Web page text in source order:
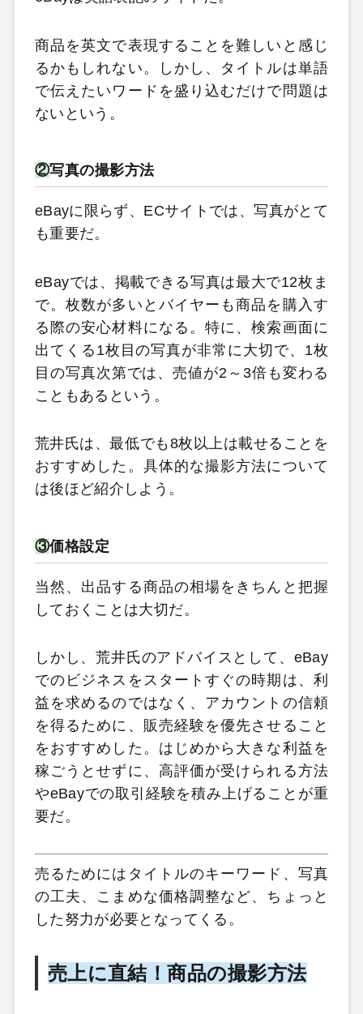
商品を英文で表現することを難しいと感じ
るかもしれない。しかし、タイトルは単語
で伝えたいワードを盛り込むだけで問題は
ないという。
②写真の撮影方法
eBayに限らず、ECサイトでは、写真がとて
も重要だ。
eBayでは、掲載できる写真は最大で12枚ま
で。枚数が多いとバイヤーも商品を購入す
る際の安心材料になる。特に、検索画面に
出てくる1枚目の写真が非常に大切で、1枚
目の写真次第では、売値が2～3倍も変わる
こともあるという。
荒井氏は、最低でも8枚以上は載せることを
おすすめした。具体的な撮影方法について
は後ほど紹介しよう。
③価格設定
当然、出品する商品の相場をきちんと把握
しておくことは大切だ。
しかし、荒井氏のアドバイスとして、eBay
でのビジネスをスタートすぐの時期は、利
益を求めるのではなく、アカウントの信頼
を得るために、販売経験を優先させること
をおすすめした。はじめから大きな利益を
稼ごうとせずに、高評価が受けられる方法
やeBayでの取引経験を積み上げることが重
要だ。
売るためにはタイトルのキーワード、写真
の工夫、こまめな価格調整など、ちょっと
した努力が必要となってくる。
売上に直結！商品の撮影方法